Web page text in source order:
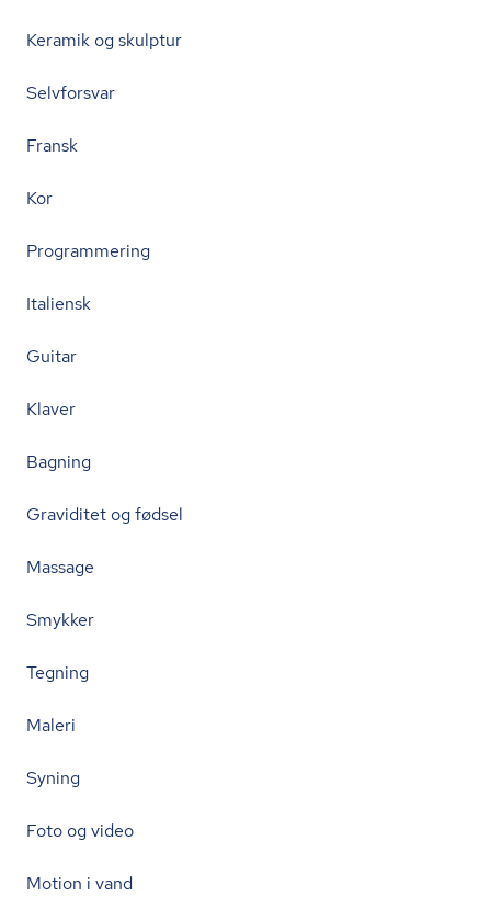
Keramik og skulptur
Selvforsvar
Fransk
Kor
Programmering
Italiensk
Guitar
Klaver
Bagning
Graviditet og fødsel
Massage
Smykker
Tegning
Maleri
Syning
Foto og video
Motion i vand